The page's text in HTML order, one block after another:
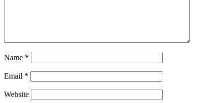
Name *
Email *
Website